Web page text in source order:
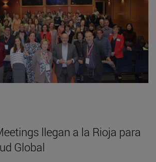
llegan a la Rioja para
Global